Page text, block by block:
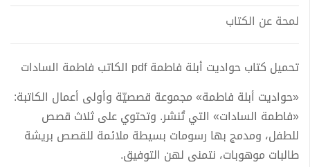
لمحة عن الكتاب
تحميل كتاب حواديت أبلة فاطمة pdf الكاتب فاطمة السادات
«حواديت أبلة فاطمة» مجموعة قصصيّة وأولى أعمال الكاتبة:
«فاطمة السادات» التي تُنشر. وتحتوي على ثلاث قصص
للطفل، ومدمج بها رسومات بسيطة ملائمة للقصص بريشة
طالبات موهوبات، نتمنى لهن التوفيق.